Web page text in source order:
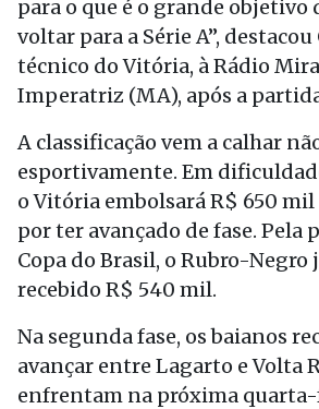
para o que é o grande objetivo
voltar para a Série A”,
técnico do Vitória, à Rádio
Imperatriz (MA), após a
A classificação vem a calhar
esportivamente. Em
o Vitória embolsará R$ 650 mil
por ter avançado de fase. Pela
Copa do Brasil, o Rubro-Negro
recebido R$ 540 mil.
Na segunda fase, os baianos
avançar entre Lagarto e Volta
enfrentam na próxima quarta-